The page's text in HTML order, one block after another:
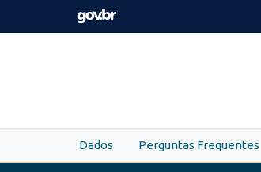
Skip to main content
Dados Perguntas Frequentes